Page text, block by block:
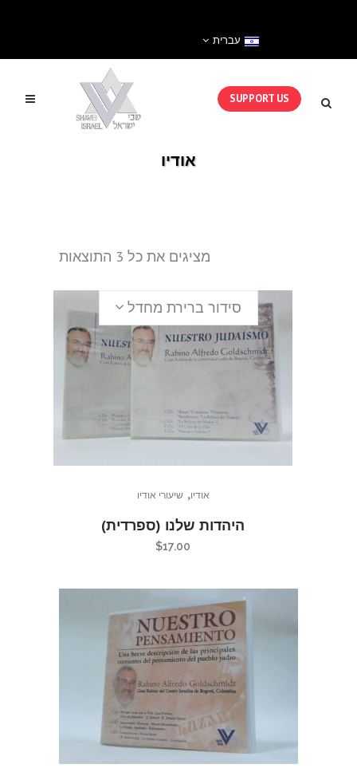
עברית
SUPPORT US
אודיו
מציגים את כל ⁦3⁩ התוצאות
סידור ברירת מחדל
אודיו,שיעורי אודיו
היהדות שלנו (ספרדית)
$17.00